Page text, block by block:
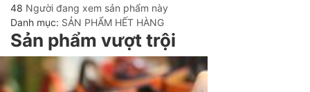
48 Người đang xem sản phẩm này
Danh mục: SẢN PHẨM HẾT HÀNG
Sản phẩm vượt trội